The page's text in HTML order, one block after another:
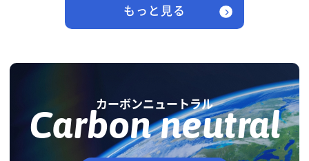
もっと見る
カーボンニュートラル
Carbon neutral